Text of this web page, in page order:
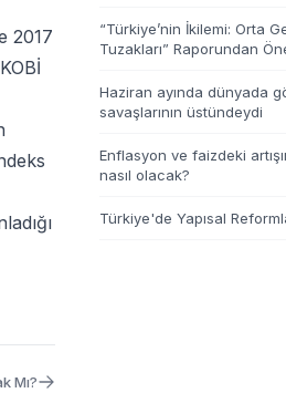
2017
Mı?
“Türkiye’nin İkilemi: Orta
Tuzakları” Raporundan
Haziran ayında dünyada
savaşlarının üstündeydi
Enflasyon ve faizdeki
nasıl olacak?
Türkiye'de Yapısal